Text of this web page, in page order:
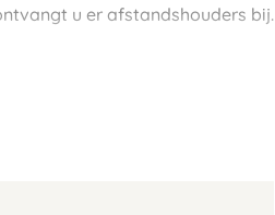
u er afstandshouders bij.